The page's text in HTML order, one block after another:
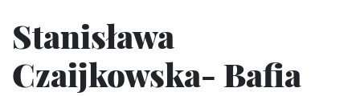
Stanisława
Czaijkowska- Bafia